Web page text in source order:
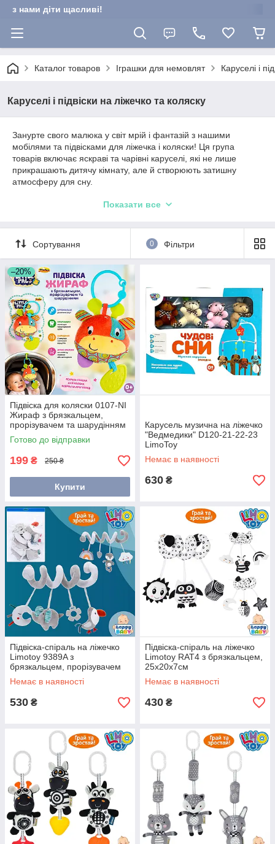
з нами діти щасливі!
Каталог товаров Іграшки для немовлят Каруселі і
Каруселі і підвіски на ліжечко та коляску
Занурте свого малюка у світ мрій і фантазій з нашими
мобілями та підвісками для ліжечка і коляски! Ця група
товарів включає яскраві та чарівні каруселі, які не лише
прикрашають дитячу кімнату, але й створюють затишну
атмосферу для сну.
матеріалів і мають різноманітні дизайни: від милих тваринок
завдяки яскравим кольорам та рухомим елементам.
Подаруйте своїй дитині можливість насолоджуватися
мелодіями і спостерігати за рухомими іграшками, що
сприятимуть розвитку слуху і зору. З мобілями та підвісками
від нашого магазину кожен момент сну стане особливим!
Показати все
Сортування 0 Фільтри
–20%
Підвіска для коляски 0107-NI
Жираф з брязкальцем,
прорізувачем та шарудінням
Winfun
Готово до відправки
199 ₴ 250 ₴
Купити
Карусель музична на ліжечко
"Ведмедики" D120-21-22-23
LimoToy
Немає в наявності
630 ₴
Підвіска-спіраль на ліжечко
Limotoy 9389A з
брязкальцем, прорізувачем
та пискавкою, 22x30x8 см
Немає в наявності
530 ₴
Підвіска-спіраль на ліжечко
Limotoy RAT4 з брязкальцем,
25х20х7см
Немає в наявності
430 ₴